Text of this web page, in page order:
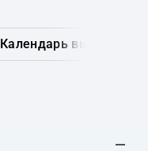
Календарь выплат